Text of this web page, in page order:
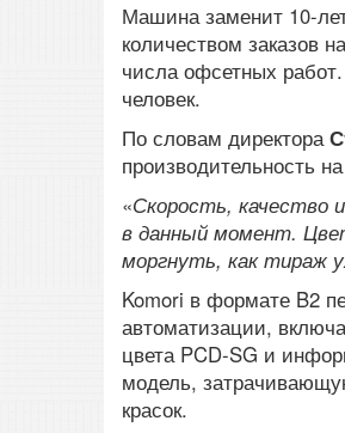
Машина заменит 10-
количеством заказов
числа офсетных
человек.
По словам директора
производительность
«Скорость, качество
в данный момент.
моргнуть, как тираж
Komori в формате B2
автоматизации,
цвета PCD-SG и
модель,
красок.